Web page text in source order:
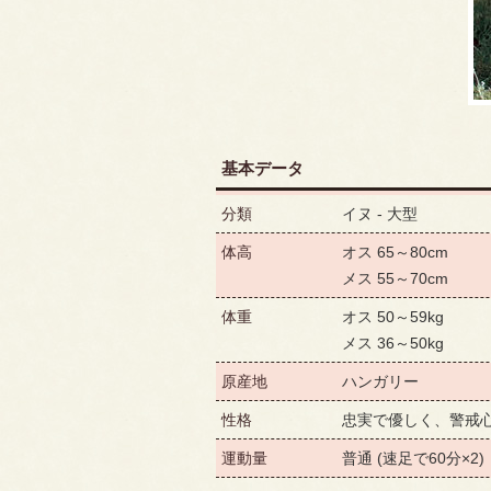
基本データ
分類 イヌ - 大型
体高
オス 65～80cm
メス 55～70cm
体重
オス 50～59kg
メス 36～50kg
原産地 ハンガリー
性格 忠実で優しく、警戒
運動量 普通 (速足で60分×2)